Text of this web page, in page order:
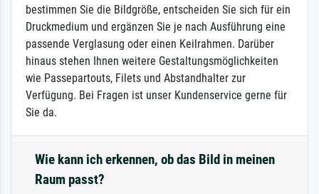
bestimmen Sie die Bildgröße, entscheiden Sie sich für ein
Druckmedium und ergänzen Sie je nach Ausführung eine
passende Verglasung oder einen Keilrahmen. Darüber
hinaus stehen Ihnen weitere Gestaltungsmöglichkeiten
wie Passepartouts, Filets und Abstandhalter zur
Verfügung. Bei Fragen ist unser Kundenservice gerne für
Sie da.
Wie kann ich erkennen, ob das Bild in meinen
Raum passt?